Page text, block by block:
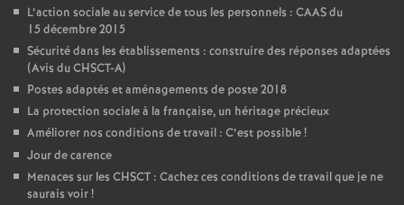
L’action sociale au service de tous les personnels : CAAS du
15 décembre 2015
Sécurité dans les établissements : construire des réponses adaptées
(Avis du CHSCT-A)
Postes adaptés et aménagements de poste 2018
La protection sociale à la française, un héritage précieux
Améliorer nos conditions de travail : C’est possible!
Jour de carence
Menaces sur les CHSCT : Cachez ces conditions de travail que je ne
saurais voir!